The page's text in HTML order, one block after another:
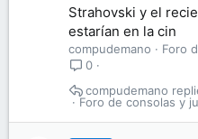
Strahovski y el
estarían en la cin
compudemano
Foro
0
Foro de consolas y
compudemano